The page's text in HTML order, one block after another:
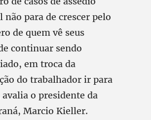
não para de crescer pelo
de quem vê seus
continuar sendo
em troca da
do trabalhador ir para
o presidente da
Marcio Kieller.